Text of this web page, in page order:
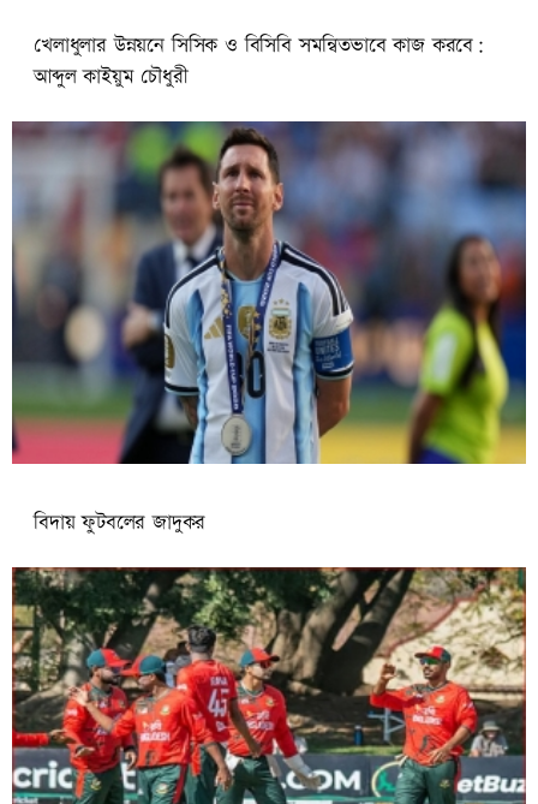
খেলাধুলার উন্নয়নে সিসিক ও বিসিবি সমন্বিতভাবে কাজ করবে:
আব্দুল কাইয়ুম চৌধুরী
বিদায় ফুটবলের জাদুকর